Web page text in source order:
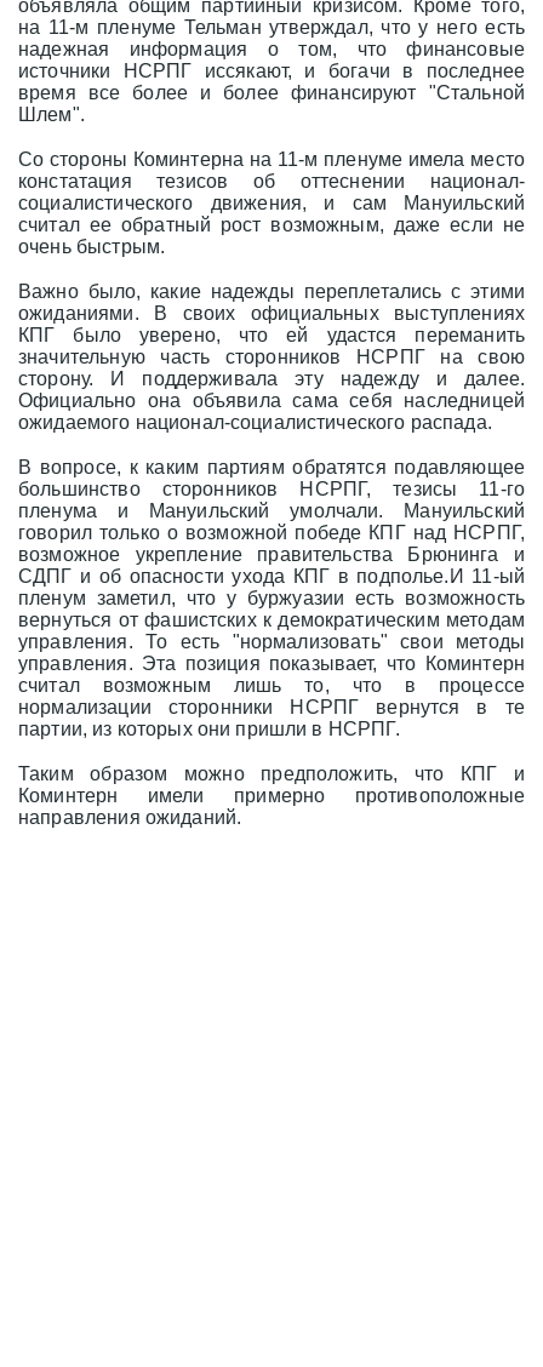
объявляла общим партийный кризисом. Кроме того,
на 11-м пленуме Тельман утверждал, что у него есть
надежная информация о том, что финансовые
источники НСРПГ иссякают, и богачи в последнее
время все более и более финансируют "Стальной
Шлем".
Со стороны Коминтерна на 11-м пленуме имела место
констатация тезисов об оттеснении национал-
социалистического движения, и сам Мануильский
считал ее обратный рост возможным, даже если не
очень быстрым.
Важно было, какие надежды переплетались с этими
ожиданиями. В своих официальных выступлениях
КПГ было уверено, что ей удастся переманить
значительную часть сторонников НСРПГ на свою
сторону. И поддерживала эту надежду и далее.
Официально она объявила сама себя наследницей
ожидаемого национал-социалистического распада.
В вопросе, к каким партиям обратятся подавляющее
большинство сторонников НСРПГ, тезисы 11-го
пленума и Мануильский умолчали. Мануильский
говорил только о возможной победе КПГ над НСРПГ,
возможное укрепление правительства Брюнинга и
СДПГ и об опасности ухода КПГ в подполье.И 11-ый
пленум заметил, что у буржуазии есть возможность
вернуться от фашистских к демократическим методам
управления. То есть "нормализовать" свои методы
управления. Эта позиция показывает, что Коминтерн
считал возможным лишь то, что в процессе
нормализации сторонники НСРПГ вернутся в те
партии, из которых они пришли в НСРПГ.
Таким образом можно предположить, что КПГ и
Коминтерн имели примерно противоположные
направления ожиданий.